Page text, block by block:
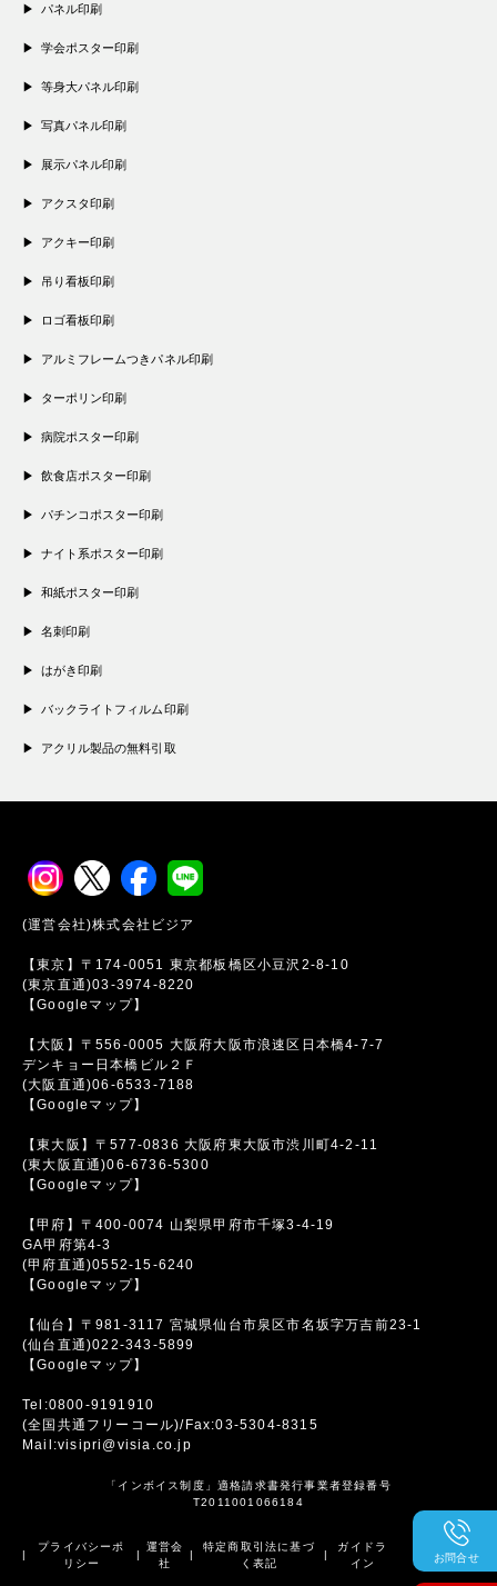
お問合せ
パネル印刷
学会ポスター印刷
等身大パネル印刷
写真パネル印刷
展示パネル印刷
アクスタ印刷
アクキー印刷
吊り看板印刷
ロゴ看板印刷
アルミフレームつきパネル印刷
ターポリン印刷
病院ポスター印刷
飲食店ポスター印刷
パチンコポスター印刷
ナイト系ポスター印刷
和紙ポスター印刷
名刺印刷
はがき印刷
バックライトフィルム印刷
アクリル製品の無料引取
(運営会社)株式会社ビジア
【東京】〒174-0051 東京都板橋区小豆沢2-8-10
(東京直通)03-3974-8220
【Googleマップ】
【大阪】〒556-0005 大阪府大阪市浪速区日本橋4-7-7
デンキョー日本橋ビル２Ｆ
(大阪直通)06-6533-7188
【Googleマップ】
【東大阪】〒577-0836 大阪府東大阪市渋川町4-2-11
(東大阪直通)06-6736-5300
【Googleマップ】
【甲府】〒400-0074 山梨県甲府市千塚3-4-19
GA甲府第4-3
(甲府直通)0552-15-6240
【Googleマップ】
【仙台】〒981-3117 宮城県仙台市泉区市名坂字万吉前23-1
(仙台直通)022-343-5899
【Googleマップ】
Tel:0800-9191910
(全国共通フリーコール)/Fax:03-5304-8315
Mail:visipri@visia.co.jp
「インボイス制度」適格請求書発行事業者登録番号
T2011001066184
|
プライバシーポ
リシー
|
運営会
社
|
特定商取引法に基づ
く表記
|
ガイドラ
イン